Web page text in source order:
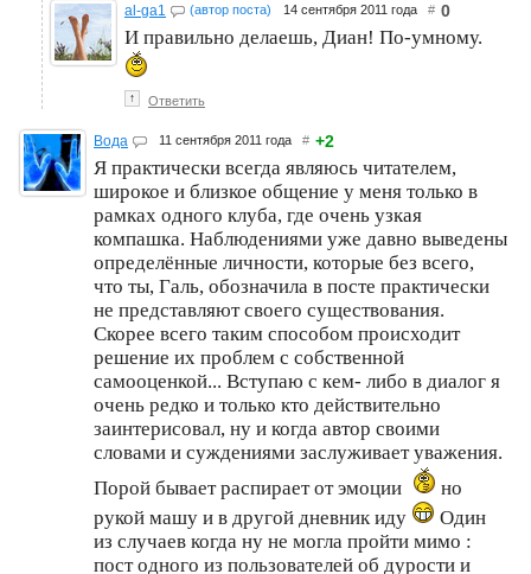
al-ga1 (автор поста) 14 сентября 2011 года # 0
И правильно делаешь, Диан! По-умному.
↑ Ответить
Вода 11 сентября 2011 года # +2
Я практически всегда являюсь читателем,
широкое и близкое общение у меня только в
рамках одного клуба, где очень узкая
компашка. Наблюдениями уже давно выведены
определённые личности, которые без всего,
что ты, Галь, обозначила в посте практически
не представляют своего существования.
Скорее всего таким способом происходит
решение их проблем с собственной
самооценкой... Вступаю с кем- либо в диалог я
очень редко и только кто действительно
заинтерисовал, ну и когда автор своими
словами и суждениями заслуживает уважения.
Порой бывает распирает от эмоции
но
рукой машу и в другой дневник иду
Один
из случаев когда ну не могла пройти мимо :
пост одного из пользователей об дурости и